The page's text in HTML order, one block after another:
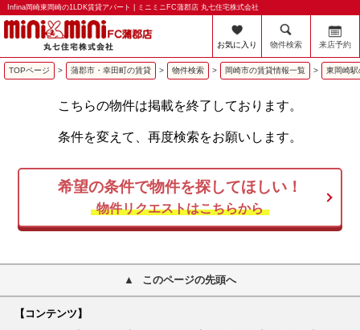
Infina岡崎東岡崎の1LDK賃貸アパート | ミニミニFC蒲郡店 丸七住宅株式会社
お気に入り 物件検索 来店予約
TOPページ > 蒲郡市・幸田町の賃貸 > 物件検索 > 岡崎市の賃貸情報一覧 > 東岡崎
こちらの物件は掲載を終了しております。
条件を変えて、再度検索をお願いします。
希望の条件で物件を探してほしい！
物件リクエストはこちらから
このページの先頭へ
【コンテンツ】